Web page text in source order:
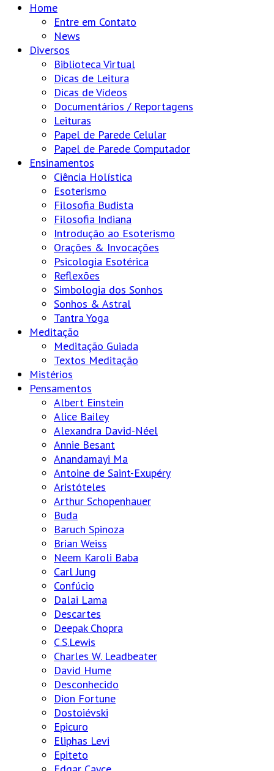
Home
Entre em Contato
News
Diversos
Biblioteca Virtual
Dicas de Leitura
Dicas de Vídeos
Documentários / Reportagens
Leituras
Papel de Parede Celular
Papel de Parede Computador
Ensinamentos
Ciência Holística
Esoterismo
Filosofia Budista
Filosofia Indiana
Introdução ao Esoterismo
Orações & Invocações
Psicologia Esotérica
Reflexões
Simbologia dos Sonhos
Sonhos & Astral
Tantra Yoga
Meditação
Meditação Guiada
Textos Meditação
Mistérios
Pensamentos
Albert Einstein
Alice Bailey
Alexandra David-Néel
Annie Besant
Anandamayi Ma
Antoine de Saint-Exupéry
Aristóteles
Arthur Schopenhauer
Buda
Baruch Spinoza
Brian Weiss
Neem Karoli Baba
Carl Jung
Confúcio
Dalai Lama
Descartes
Deepak Chopra
C.S.Lewis
Charles W. Leadbeater
David Hume
Desconhecido
Dion Fortune
Dostoiévski
Epicuro
Eliphas Levi
Epiteto